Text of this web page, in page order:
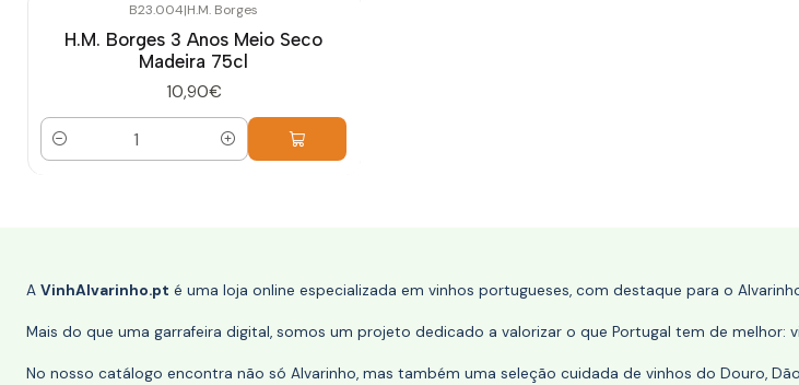
B23.004|H.M. Borges
H.M. Borges 3 Anos Meio Seco
Madeira 75cl
10,90€
Quantidade
A VinhAlvarinho.pt é uma loja online especializada em vinhos portugueses, com destaque para o
Mais do que uma garrafeira digital, somos um projeto dedicado a valorizar o que Portugal tem de
No nosso catálogo encontra não só Alvarinho, mas também uma seleção cuidada de vinhos do Douro,